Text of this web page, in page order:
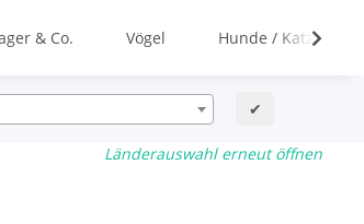
& Co. Vögel Hunde / Katzen
✔
Länderauswahl erneut öffnen